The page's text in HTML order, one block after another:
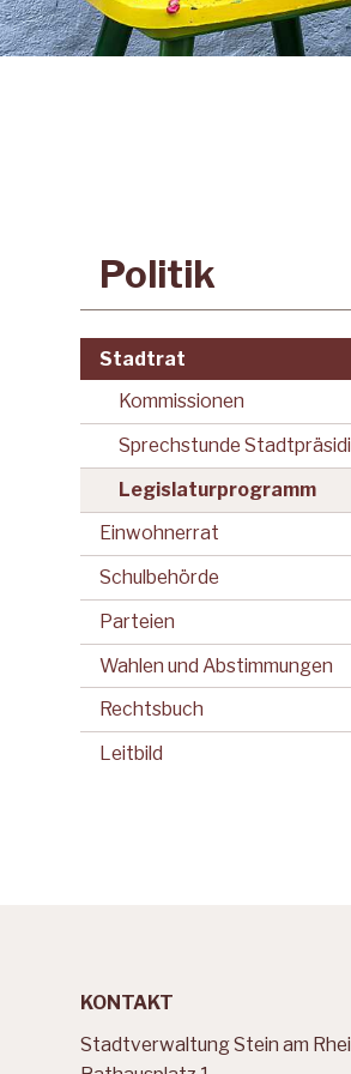
Subnavigation:
Politik
Stadtrat
Kommissionen
Sprechstunde
Legislaturprogramm
Einwohnerrat
Schulbehörde
Parteien
Wahlen und Abstimmungen
Rechtsbuch
Leitbild
KONTAKT
Stadtverwaltung Stein am